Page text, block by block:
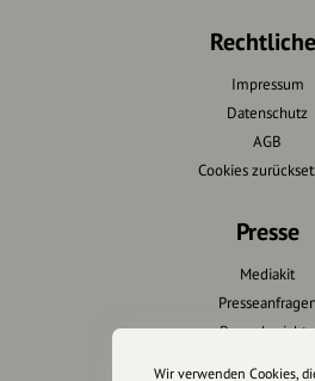
Impressum
Datenschutz
AGB
Cookies
Presse
Mediakit
Presseberichte
Wir verwenden Cookies,